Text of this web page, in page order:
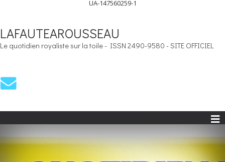
UA-147560259-1
LAFAUTEAROUSSEAU
Le quotidien royaliste sur la toile - ISSN 2490-9580 - SITE OFFICIEL